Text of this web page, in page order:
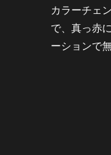
カラーチェ
で、真っ赤
ーションで